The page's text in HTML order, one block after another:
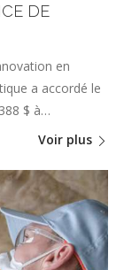
DE
en
a accordé le
$ à…
Voir plus